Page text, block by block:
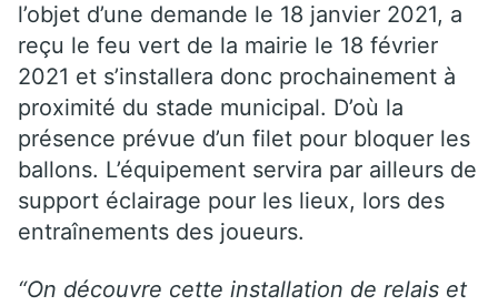
l’objet d’une demande le 18 janvier 2021, a
reçu le feu vert de la mairie le 18 février
2021 et s’installera donc prochainement à
proximité du stade municipal. D’où la
présence prévue d’un filet pour bloquer les
ballons. L’équipement servira par ailleurs de
support éclairage pour les lieux, lors des
entraînements des joueurs.
“On découvre cette installation de relais et